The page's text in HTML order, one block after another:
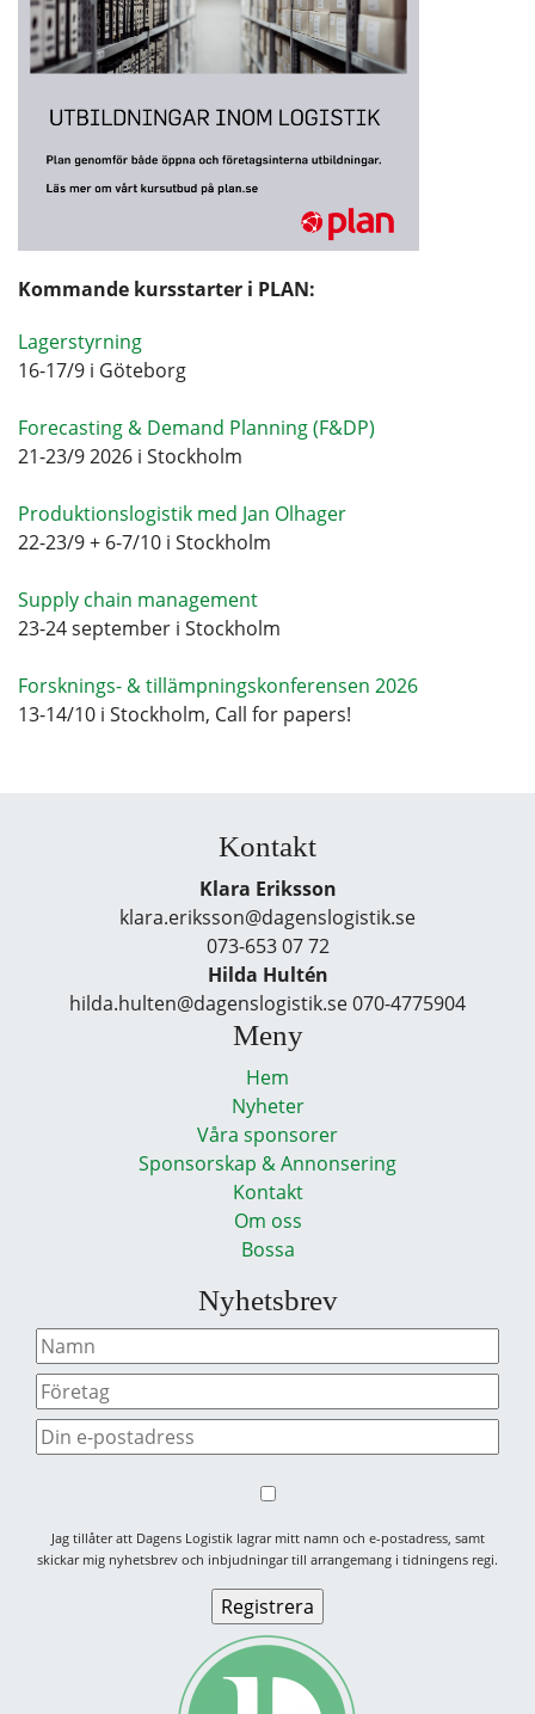
Kommande kursstarter i PLAN:
Lagerstyrning
16-17/9 i Göteborg
Forecasting & Demand Planning (F&DP)
21-23/9 2026 i Stockholm
Produktionslogistik med Jan Olhager
22-23/9 + 6-7/10 i Stockholm
Supply chain management
23-24 september i Stockholm
Forsknings- & tillämpningskonferensen 2026
13-14/10 i Stockholm, Call for papers!
Kontakt
Klara Eriksson
klara.eriksson@dagenslogistik.se
073-653 07 72
Hilda Hultén
hilda.hulten@dagenslogistik.se 070-4775904
Meny
Hem
Nyheter
Våra sponsorer
Sponsorskap & Annonsering
Kontakt
Om oss
Bossa
Nyhetsbrev
Jag tillåter att Dagens Logistik lagrar mitt namn och e-postadress, samt
skickar mig nyhetsbrev och inbjudningar till arrangemang i tidningens regi.